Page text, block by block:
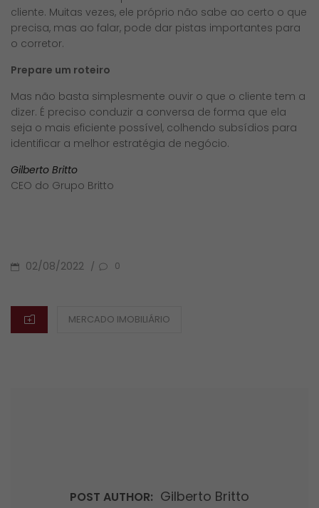
cliente. Muitas vezes, ele próprio não sabe ao certo o que
precisa, mas ao falar, pode dar pistas importantes para
o corretor.
Prepare um roteiro
Mas não basta simplesmente ouvir o que o cliente tem a
dizer. É preciso conduzir a conversa de forma que ela
seja o mais eficiente possível, colhendo subsídios para
identificar a melhor estratégia de negócio.
Gilberto Britto
CEO do Grupo Britto
POSTED
02/08/2022 / 0
CATEGORIES
MERCADO IMOBILIÁRIO
POST AUTHOR: Gilberto Britto